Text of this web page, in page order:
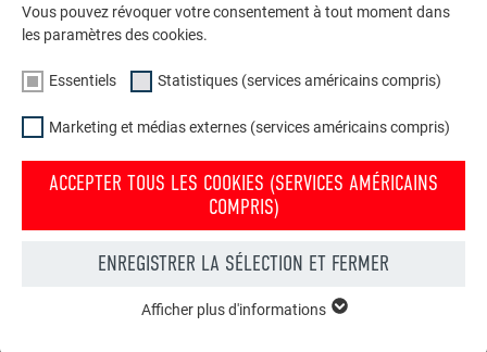
Durable, polyvalent, écologique
L’aluminium constitue le matériau optimal pour les maîtres
d’ouvrage et les spécialistes en rénovation. Vous trouverez
ici tous ses avantages.
Vous pouvez révoquer votre consentement à tout moment dans
les paramètres des cookies.
Essentiels Statistiques (services américains compris)
Marketing et médias externes (services américains compris)
ACCEPTER TOUS LES COOKIES (SERVICES AMÉRICAINS
COMPRIS)
ENREGISTRER LA SÉLECTION ET FERMER
Afficher plus d'informations